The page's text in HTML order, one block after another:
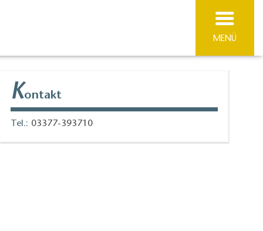
MENÜ
Kontakt
Tel.: 03377-393710